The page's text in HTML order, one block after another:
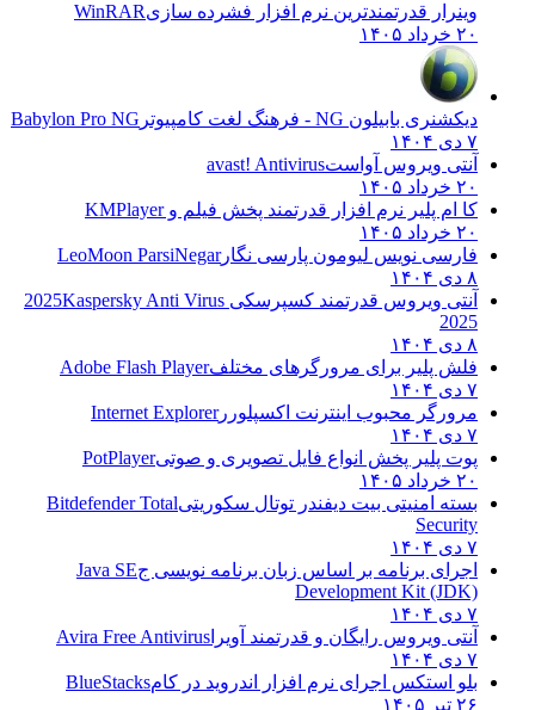
وینرار قدرتمندترین نرم افزار فشرده سازیWinRAR
۲۰ خرداد ۱۴۰۵
دیکشنری بابیلون NG - فرهنگ لغت کامپیوتر
Babylon Pro NG
۷ دی ۱۴۰۴
آنتی ویروس آواستavast! Antivirus
۲۰ خرداد ۱۴۰۵
کا ام پلیر نرم افزار قدرتمند پخش فیلم وKMPlayer
۲۰ خرداد ۱۴۰۵
فارسی نویس لیومون پارسی نگارLeoMoon ParsiNegar
۸ دی ۱۴۰۴
آنتی ویروس قدرتمند کسپرسکی 2025 Kaspersky Anti Virus
2025
۸ دی ۱۴۰۴
فلش پلیر برای مرورگرهای مختلفAdobe Flash Player
۷ دی ۱۴۰۴
مرورگر محبوب اینترنت اکسپلوررInternet Explorer
۷ دی ۱۴۰۴
پوت پلیر پخش انواع فایل تصویری و صوتیPotPlayer
۲۰ خرداد ۱۴۰۵
بسته امنیتی بیت دیفندر توتال سکوریتیBitdefender Total
Security
۷ دی ۱۴۰۴
اجرای برنامه بر اساس زبان برنامه نویسی جJava SE
Development Kit (JDK)
۷ دی ۱۴۰۴
آنتی ویروس رایگان و قدرتمند آویرا Avira Free Antivirus
۷ دی ۱۴۰۴
بلو استکس اجرای نرم افزار اندروید در کامBlueStacks
۲۶ تیر ۱۴۰۵